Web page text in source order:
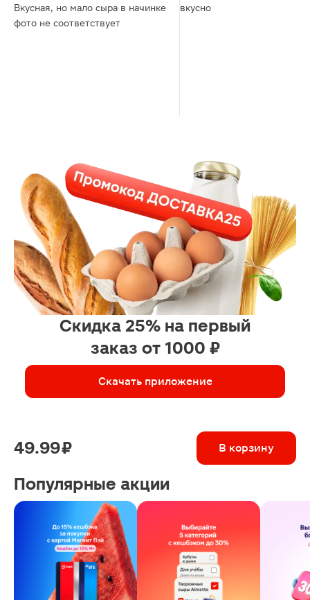
Вкусная, но мало сыра в начинке
фото не соответствует
вкусно
Скидка 25% на первый
заказ от 1000 ₽
Скачать приложение
49.99 ₽ В корзину
Популярные акции